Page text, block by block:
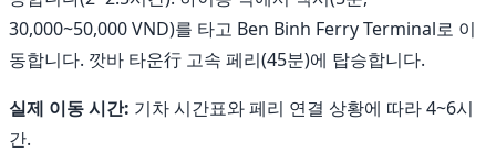
30,000~50,000 VND)를 타고 Ben Binh Ferry Terminal로 이
동합니다. 깟바 타운行 고속 페리(45분)에 탑승합니다.
실제 이동 시간: 기차 시간표와 페리 연결 상황에 따라 4~6시
간.